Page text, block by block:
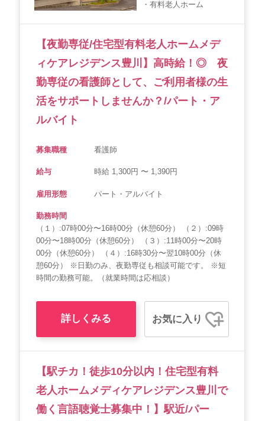
・有料老人ホーム
【夜勤専従/住宅型有料老人ホームメデ
ィケアレジデンス豊川】高時給！◎ 夜
勤専従の看護師として、ご利用者様の生
活をサポートしませんか？/パート・ア
ルバイト
募集職種 看護師
給与 時給 1,300円 〜 1,390円
雇用形態 パート・アルバイト
勤務時間
（１）:07時00分〜16時00分（休憩60分） （２）:09時
00分〜18時00分（休憩60分） （３）:11時00分〜20時
00分（休憩60分） （４）:16時30分〜翌10時00分（休
憩60分） ※日勤のみ、夜勤専従も相談可能です。 ※短
時間の勤務可能。（就業時間は応相談）
詳しくみる お気に入り
【駅チカ！徒歩10分以内！住宅型有料
老人ホームメディケアレジデンス豊川で
働く言語聴覚士募集中！】駅近/パー